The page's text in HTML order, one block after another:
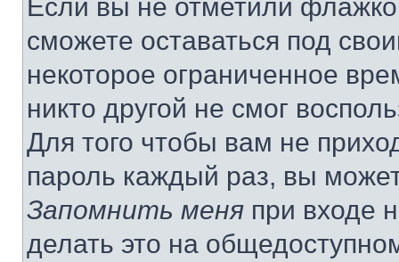
Если вы не отметили
сможете оставаться под
некоторое ограниченное
никто другой не смог
Для того чтобы вам не
пароль каждый раз, вы
Запомнить меня при входе
делать это на